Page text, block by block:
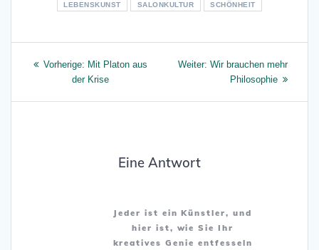
LEBENSKUNST
SALONKULTUR SCHÖNHEIT
Beitragsnavigation
Vorherige: Vorheriger
Beitrag:
Mit Platon aus
der Krise
Weiter: Nächster
Beitrag:
Wir brauchen mehr
Philosophie
Eine Antwort
Jeder ist ein Künstler, und
hier ist, wie Sie Ihr
kreatives Genie entfesseln